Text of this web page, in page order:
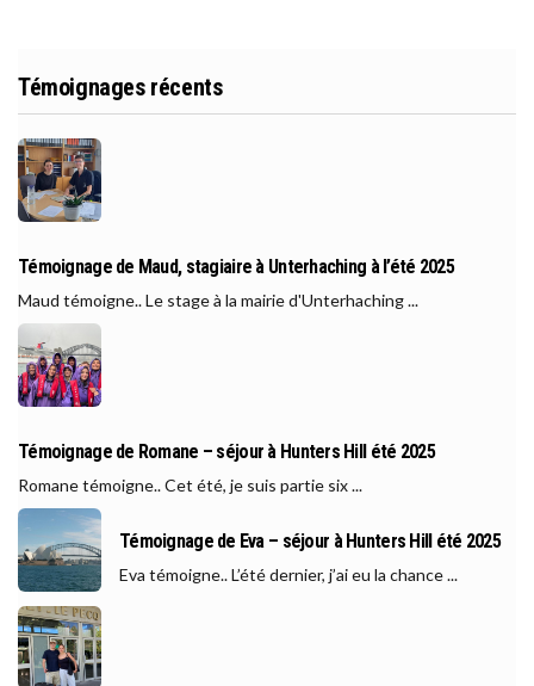
Témoignages récents
Témoignage de Maud, stagiaire à Unterhaching à l’été 2025
Maud témoigne.. Le stage à la mairie d'Unterhaching ...
Témoignage de Romane – séjour à Hunters Hill été 2025
Romane témoigne.. Cet été, je suis partie six ...
Témoignage de Eva – séjour à Hunters Hill été 2025
Eva témoigne.. L’été dernier, j’ai eu la chance ...